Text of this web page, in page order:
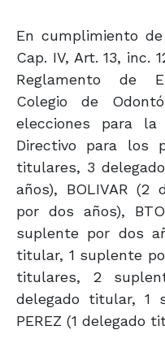
En cumplimiento
Cap. IV, Art. 13, inc.
Reglamento de
Colegio de
elecciones para la
Directivo para los
titulares, 3
años), BOLIVAR
por dos años),
suplente por dos
titular, 1 suplente
titulares, 2
delegado titular, 1
PEREZ (1 delegado